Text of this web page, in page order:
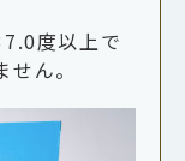
度以上で
ん。